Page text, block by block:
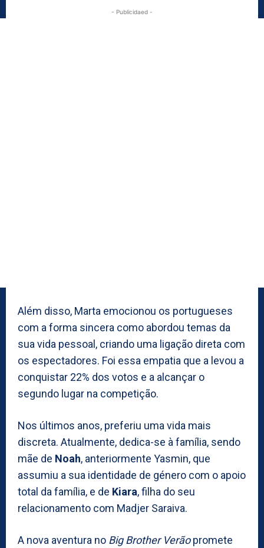
- Publicidaed -
Além disso, Marta emocionou os portugueses
com a forma sincera como abordou temas da
sua vida pessoal, criando uma ligação direta com
os espectadores. Foi essa empatia que a levou a
conquistar 22% dos votos e a alcançar o
segundo lugar na competição.
Nos últimos anos, preferiu uma vida mais
discreta. Atualmente, dedica-se à família, sendo
mãe de Noah, anteriormente Yasmin, que
assumiu a sua identidade de género com o apoio
total da família, e de Kiara, filha do seu
relacionamento com Madjer Saraiva.
A nova aventura no Big Brother Verãopromete